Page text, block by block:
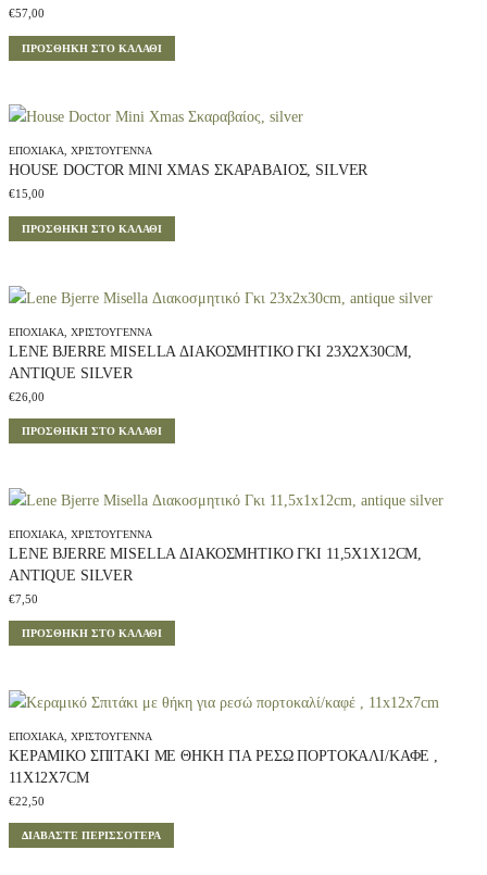
€57,00
ΠΡΟΣΘΉΚΗ ΣΤΟ ΚΑΛΆΘΙ
ΕΠΟΧΙΑΚΆ, ΧΡΙΣΤΟΎΓΕΝΝΑ
HOUSE DOCTOR MINI XMAS ΣΚΑΡΑΒΑΊΟΣ, SILVER
€15,00
ΠΡΟΣΘΉΚΗ ΣΤΟ ΚΑΛΆΘΙ
ΕΠΟΧΙΑΚΆ ΧΡΙΣΤΟΎΓΕΝΝΑ
LENE BJERRE MISELLA ΔΙΑΚΟΣΜΗΤΙΚΌ ΓΚΙ 23X2X30CM,
ANTIQUE SILVER
€26,00
ΠΡΟΣΘΉΚΗ ΣΤΟ ΚΑΛΆΘΙ
ΕΠΟΧΙΑΚΆ ΧΡΙΣΤΟΎΓΕΝΝΑ
LENE BJERRE MISELLA ΔΙΑΚΟΣΜΗΤΙΚΌ ΓΚΙ 11,5X1X12CM,
ANTIQUE SILVER
€7,50
ΠΡΟΣΘΉΚΗ ΣΤΟ ΚΑΛΆΘΙ
ΕΠΟΧΙΑΚΆ ΧΡΙΣΤΟΎΓΕΝΝΑ
ΚΕΡΑΜΙΚΌ ΣΠΙΤΆΚΙ ΜΕ ΘΉΚΗ ΓΙΑ ΡΕΣΏ ΠΟΡΤΟΚΑΛΊ/ΚΑΦΈ ,
11X12X7CM
€22,50
ΔΙΑΒΆΣΤΕ ΠΕΡΙΣΣΌΤΕΡΑ